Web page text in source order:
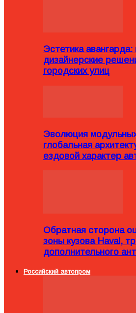
Эстетика
дизайнерские
городских улиц
Эволюция
глобальная
ездовой характер
Обратная сторона
зоны кузова Haval,
дополнительного
Российский автопром